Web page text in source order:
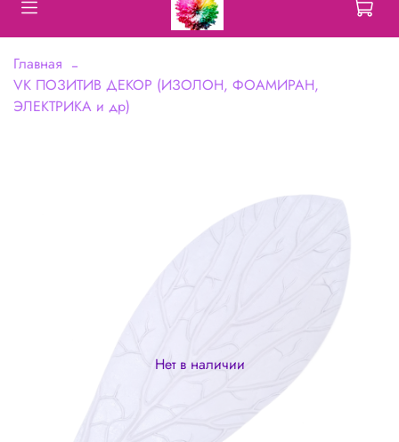
Главная
VK ПОЗИТИВ ДЕКОР (ИЗОЛОН, ФОАМИРАН,
ЭЛЕКТРИКА и др)
Нет в наличии